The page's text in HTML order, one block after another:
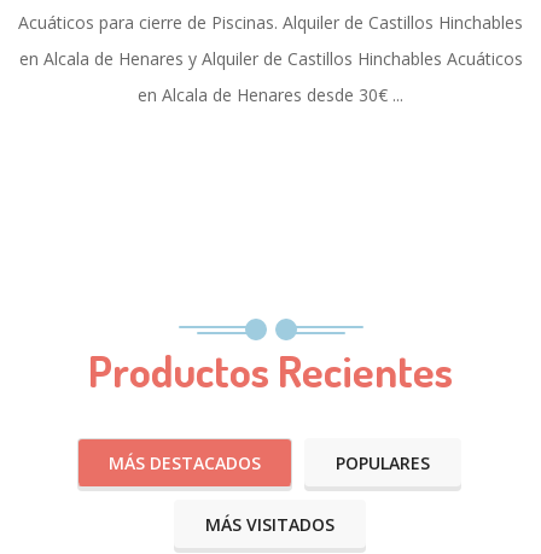
Acuáticos para cierre de Piscinas. Alquiler de Castillos Hinchables
en Alcala de Henares y Alquiler de Castillos Hinchables Acuáticos
en Alcala de Henares desde 30€ ...
Productos Recientes
MÁS DESTACADOS POPULARES
MÁS VISITADOS